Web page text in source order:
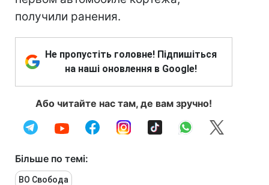
получили ранения.
Не пропустіть головне! Підпишіться
на наші оновлення в Google!
Або читайте нас там, де вам зручно!
Більше по темі:
ВО Свобода